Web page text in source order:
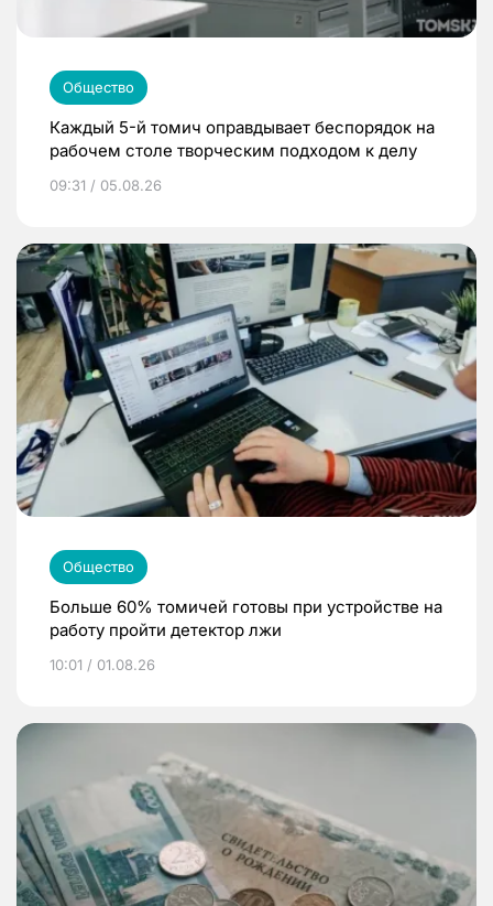
Общество
Каждый 5-й томич оправдывает беспорядок на
рабочем столе творческим подходом к делу
09:31 / 05.08.26
Общество
Больше 60% томичей готовы при устройстве на
работу пройти детектор лжи
10:01 / 01.08.26